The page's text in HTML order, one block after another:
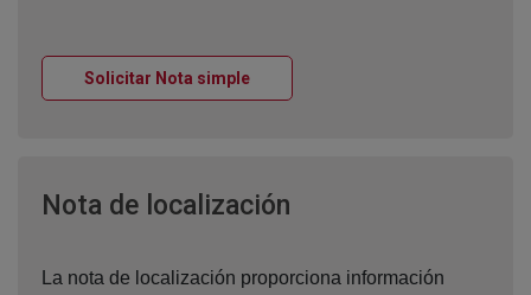
Solicitar Nota simpleVentana nueva
Nota de localización
La nota de localización proporciona información